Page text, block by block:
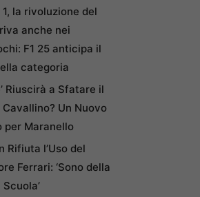
1, la rivoluzione del
anche nei
F1 25 anticipa il
categoria
Riuscirà a Sfatare il
Un Nuovo
per Maranello
Rifiuta l’Uso del
Ferrari: ‘Sono della